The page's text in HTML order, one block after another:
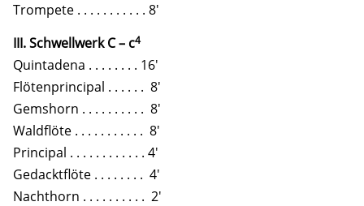
Trompete . . . . . . . . . . . 8'
III. Schwellwerk C – c4
Quintadena . . . . . . . . 16'
Flötenprincipal . . . . . . 8'
Gemshorn . . . . . . . . . . 8'
Waldflöte . . . . . . . . . . . 8'
Principal . . . . . . . . . . . . 4'
Gedacktflöte . . . . . . . . 4'
Nachthorn . . . . . . . . . . 2'